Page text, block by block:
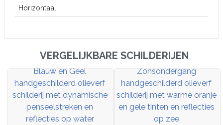
Horizontaal
VERGELIJKBARE SCHILDERIJEN